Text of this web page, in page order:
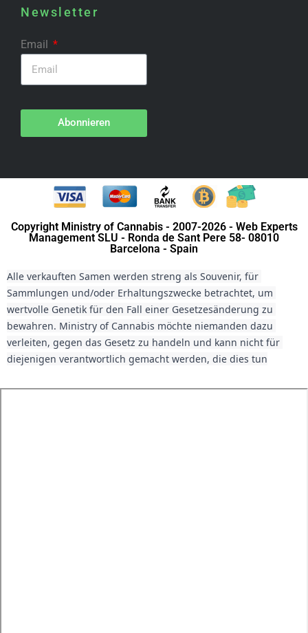
Newsletter
Email
Abonnieren
Copyright Ministry of Cannabis - 2007-2026 - Web Experts
Management SLU - Ronda de Sant Pere 58- 08010
Barcelona - Spain
Alle verkauften Samen werden streng als Souvenir, für
Sammlungen und/oder Erhaltungszwecke betrachtet, um
wertvolle Genetik für den Fall einer Gesetzesänderung zu
bewahren. Ministry of Cannabis möchte niemanden dazu
verleiten, gegen das Gesetz zu handeln und kann nicht für
diejenigen verantwortlich gemacht werden, die dies tun